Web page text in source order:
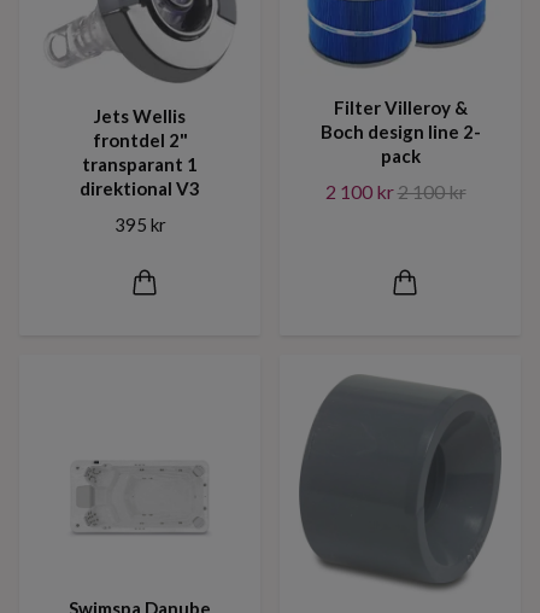
Jets Wellis
frontdel 2"
transparant 1
direktional V3
395 kr
Filter Villeroy &
Boch design line 2-
pack
2 100 kr2 100 kr
Swimspa Danube